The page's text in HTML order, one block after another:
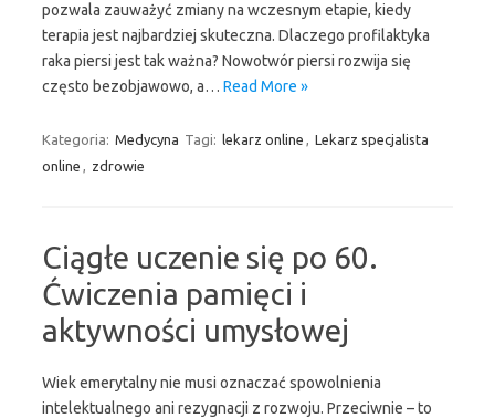
pozwala zauważyć zmiany na wczesnym etapie, kiedy
terapia jest najbardziej skuteczna. Dlaczego profilaktyka
raka piersi jest tak ważna? Nowotwór piersi rozwija się
często bezobjawowo, a… Read More »
Kategoria: Medycyna Tagi: lekarz online , Lekarz specjalista
online , zdrowie
Ciągłe uczenie się po 60.
Ćwiczenia pamięci i
aktywności umysłowej
Wiek emerytalny nie musi oznaczać spowolnienia
intelektualnego ani rezygnacji z rozwoju. Przeciwnie – to